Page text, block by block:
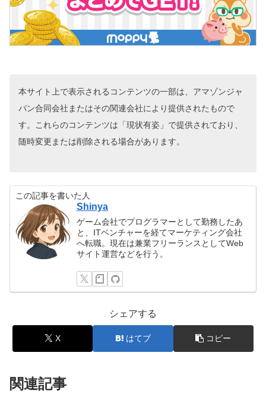
本サイト上で表示されるコンテンツの一部は、アマゾンジャ
パン合同会社またはその関連会社により提供されたもので
す。これらのコンテンツは「現状有姿」で提供されており、
随時変更または削除される場合があります。
この記事を書いた人
Shinya
ゲーム会社でプログラマーとして勤務したあ
と、ITベンチャーを経てマーケティング会社
へ転職。現在は兼業フリーランスとしてWeb
サイト運営などを行う。
シェアする
X はてブ コピー
関連記事